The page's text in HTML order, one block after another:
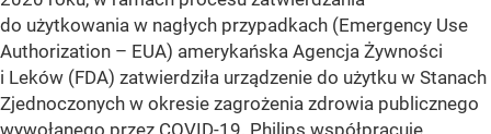
do użytkowania w nagłych przypadkach (Emergency Use
Authorization – EUA) amerykańska Agencja Żywności
i Leków (FDA) zatwierdziła urządzenie do użytku w Stanach
Zjednoczonych w okresie zagrożenia zdrowia publicznego
wywołanego przez COVID-19. Philips współpracuje